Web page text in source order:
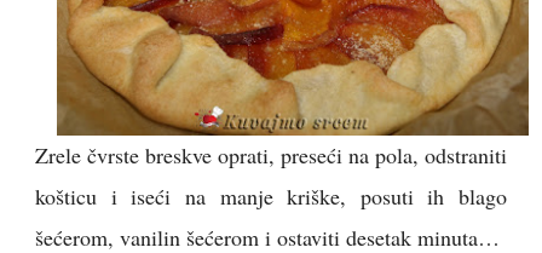
Zrele čvrste breskve oprati, preseći na pola, odstraniti
košticu i iseći na manje kriške, posuti ih blago
šećerom, vanilin šećerom i ostaviti desetak minuta…